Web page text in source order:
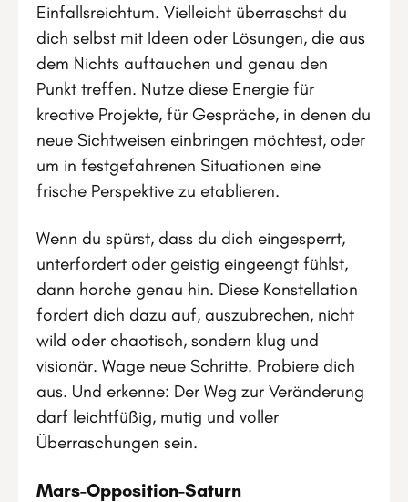
Einfallsreichtum. Vielleicht überraschst du
dich selbst mit Ideen oder Lösungen, die aus
dem Nichts auftauchen und genau den
Punkt treffen. Nutze diese Energie für
kreative Projekte, für Gespräche, in denen du
neue Sichtweisen einbringen möchtest, oder
um in festgefahrenen Situationen eine
frische Perspektive zu etablieren.
Wenn du spürst, dass du dich eingesperrt,
unterfordert oder geistig eingeengt fühlst,
dann horche genau hin. Diese Konstellation
fordert dich dazu auf, auszubrechen, nicht
wild oder chaotisch, sondern klug und
visionär. Wage neue Schritte. Probiere dich
aus. Und erkenne: Der Weg zur Veränderung
darf leichtfüßig, mutig und voller
Überraschungen sein.
Mars-Opposition-Saturn